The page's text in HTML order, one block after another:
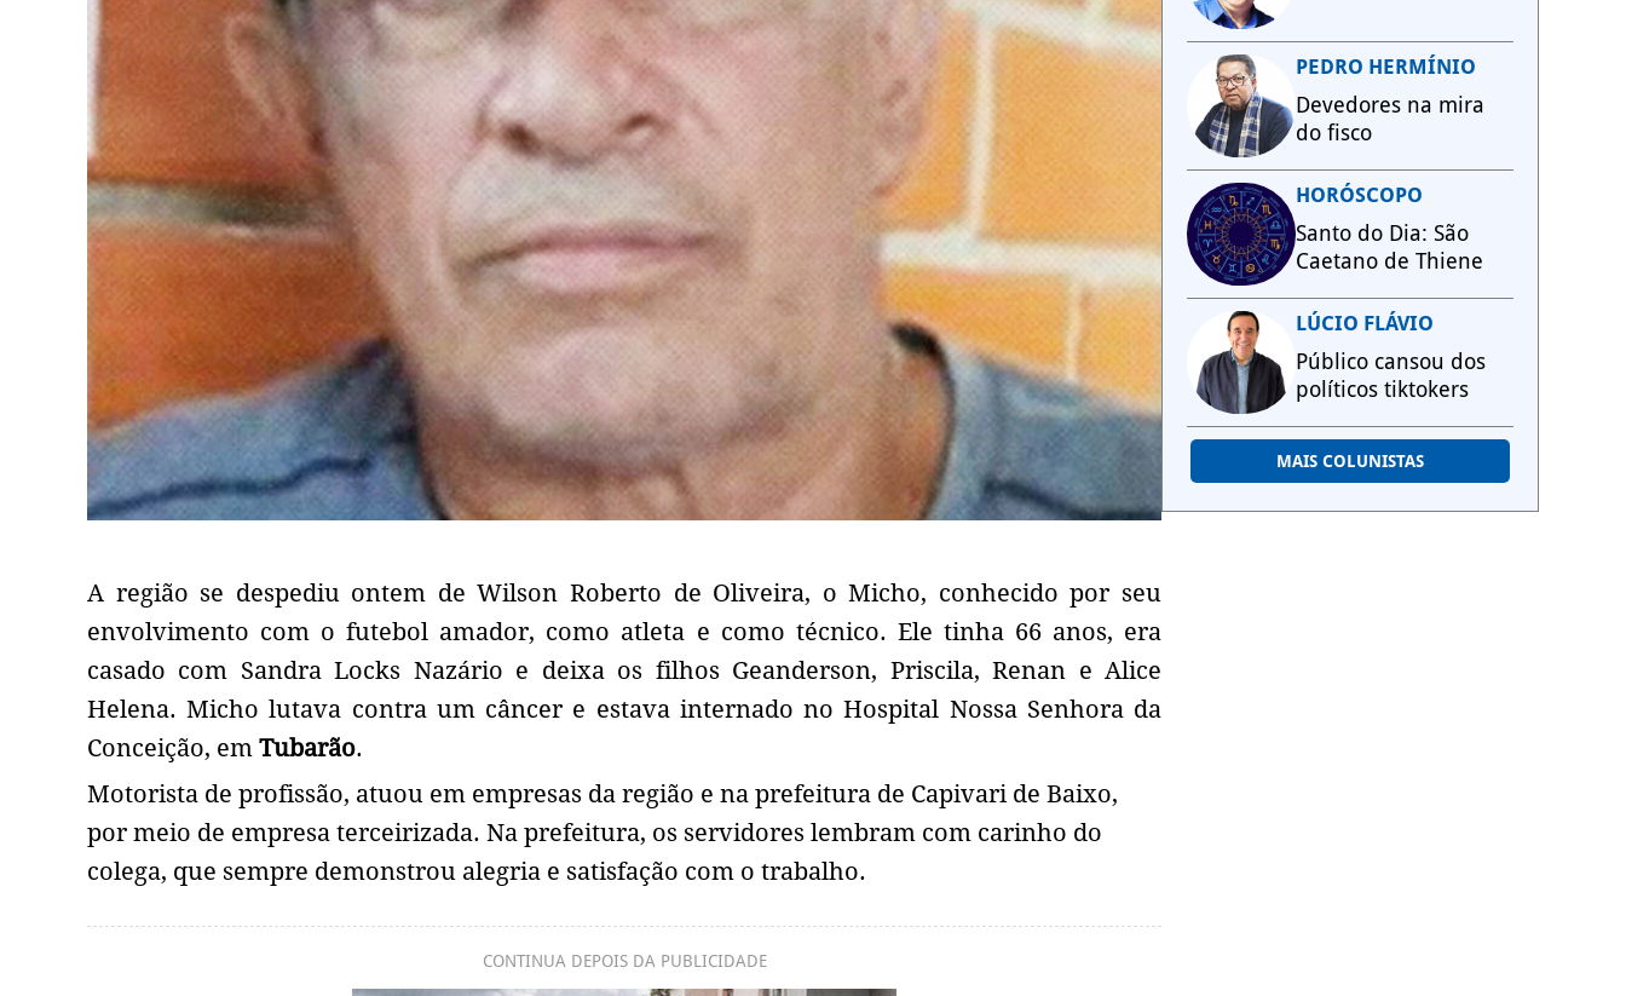
A região se despediu ontem de Wilson Roberto de Oliveira, o Micho, conhecido por seu
envolvimento com o futebol amador, como atleta e como técnico. Ele tinha 66 anos, era
casado com Sandra Locks Nazário e deixa os filhos Geanderson, Priscila, Renan e Alice
Helena. Micho lutava contra um câncer e estava internado no Hospital Nossa Senhora da
Conceição, em Tubarão.
Motorista de profissão, atuou em empresas da região e na prefeitura de Capivari de Baixo,
por meio de empresa terceirizada. Na prefeitura, os servidores lembram com carinho do
colega, que sempre demonstrou alegria e satisfação com o trabalho.
CONTINUA DEPOIS DA PUBLICIDADE
PEDRO HERMÍNIO
Devedores na mira
do fisco
HORÓSCOPO
Santo do Dia: São
Caetano de Thiene
LÚCIO FLÁVIO
Público cansou dos
políticos tiktokers
MAIS COLUNISTAS